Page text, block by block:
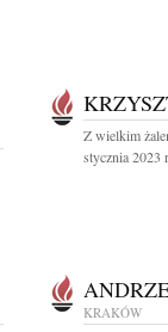
Z wielkim
stycznia 2023
KRAKÓW